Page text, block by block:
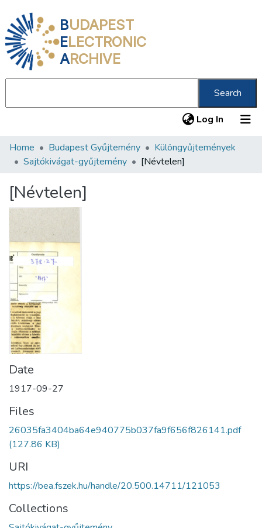
BUDAPEST
ELECTRONIC
ARCHIVE
Search
Log In (current)
Communities & Collections
Statistics
About us
Home Budapest Gyűjtemény
Különgyűjtemények
Sajtókivágat-gyűjtemény
[Névtelen]
[Névtelen]
Date
1917-09-27
Files
26035fa3404ba64e940775b037fa9f656f826141.pdf
(127.86 KB)
URI
https://bea.fszek.hu/handle/20.500.14711/121053
Collections